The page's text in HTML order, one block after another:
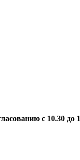
с 10.30 до